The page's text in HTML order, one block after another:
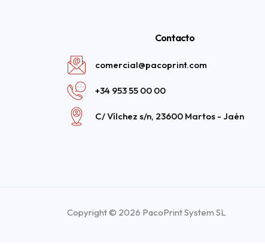
Contacto
comercial@pacoprint.com
+34 953 55 00 00
C/ Vílchez s/n, 23600 Martos - Jaén
Copyright © 2026 PacoPrint System SL